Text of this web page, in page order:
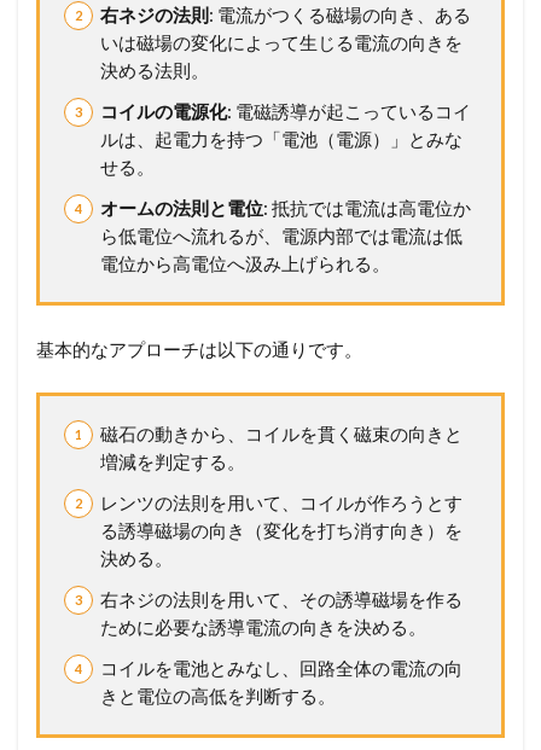
の
電
磁
誘
導
の
法
則
1.4 4
磁
場
を
く
体
の
誘
起
電
力
2
メ
バ
ー
ッ
右ネジの法則: 電流がつくる磁場の向き、ある
いは磁場の変化によって生じる電流の向きを
決める法則。
コイルの電源化: 電磁誘導が起こっているコイ
ルは、起電力を持つ「電池（電源）」とみな
せる。
オームの法則と電位: 抵抗では電流は高電位か
ら低電位へ流れるが、電源内部では電流は低
電位から高電位へ汲み上げられる。
基本的なアプローチは以下の通りです。
磁石の動きから、コイルを貫く磁束の向きと
増減を判定する。
レンツの法則を用いて、コイルが作ろうとす
る誘導磁場の向き（変化を打ち消す向き）を
決める。
右ネジの法則を用いて、その誘導磁場を作る
ために必要な誘導電流の向きを決める。
コイルを電池とみなし、回路全体の電流の向
きと電位の高低を判断する。